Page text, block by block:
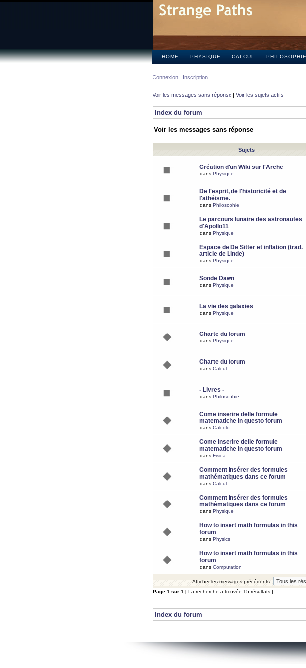
HOME PHYSIQUE CALCUL PHILOSOPHIE
Connexion Inscription
Voir les messages sans réponse | Voir les sujets actifs
Index du forum
Voir les messages sans réponse
Sujets
Création d'un Wiki sur l'Arche
dans Physique
De l'esprit, de l'historicité et de
l'athéisme.
dans Philosophie
Le parcours lunaire des astronautes
d'Apollo11
dans Physique
Espace de De Sitter et inflation (trad.
article de Linde)
dans Physique
Sonde Dawn
dans Physique
La vie des galaxies
dans Physique
Charte du forum
dans Physique
Charte du forum
dans Calcul
- Livres -
dans Philosophie
Come inserire delle formule
matematiche in questo forum
dans Calcolo
Come inserire delle formule
matematiche in questo forum
dans Fisica
Comment insérer des formules
mathématiques dans ce forum
dans Calcul
Comment insérer des formules
mathématiques dans ce forum
dans Physique
How to insert math formulas in this
forum
dans Physics
How to insert math formulas in this
forum
dans Computation
Afficher les messages précédents:
Page 1 sur 1 [ La recherche a trouvée 15 résultats ]
Index du forum